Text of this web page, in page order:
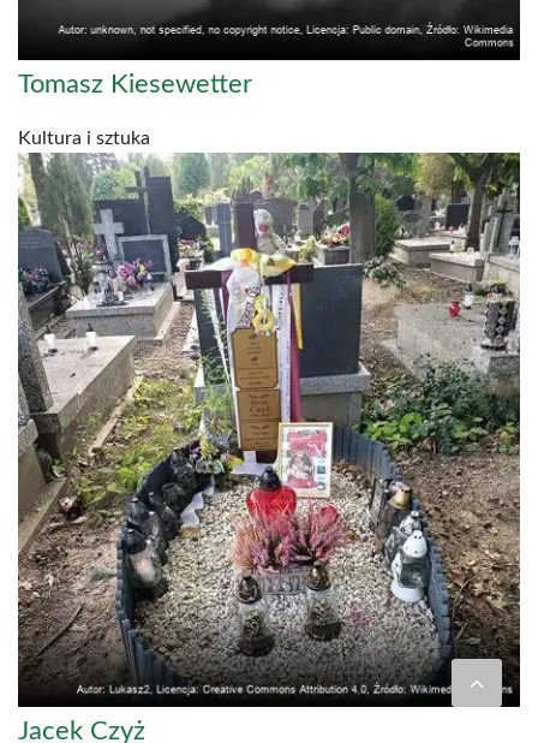
Tomasz Kiesewetter
Kultura i sztuka
Jacek Czyż